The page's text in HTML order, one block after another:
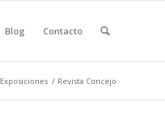
Blog Contacto
Exposiciones / Revista Concejo